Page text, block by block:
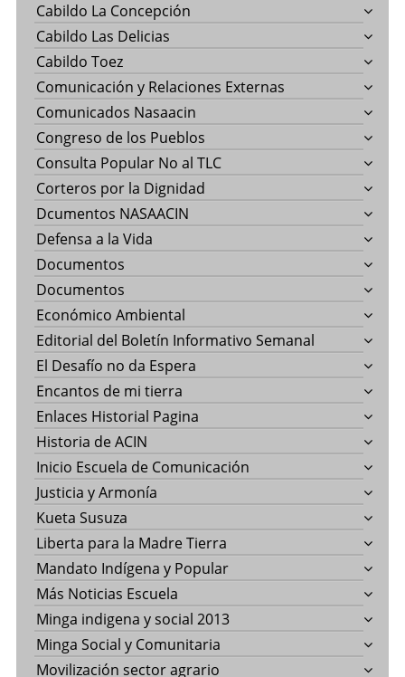
Cabildo La Concepción
Cabildo Las Delicias
Cabildo Toez
Comunicación y Relaciones Externas
Comunicados Nasaacin
Congreso de los Pueblos
Consulta Popular No al TLC
Corteros por la Dignidad
Dcumentos NASAACIN
Defensa a la Vida
Documentos
Documentos
Económico Ambiental
Editorial del Boletín Informativo Semanal
El Desafío no da Espera
Encantos de mi tierra
Enlaces Historial Pagina
Historia de ACIN
Inicio Escuela de Comunicación
Justicia y Armonía
Kueta Susuza
Liberta para la Madre Tierra
Mandato Indígena y Popular
Más Noticias Escuela
Minga indigena y social 2013
Minga Social y Comunitaria
Movilización sector agrario